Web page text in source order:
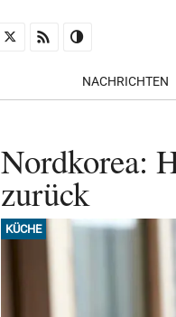
NACHRICHTEN
Nordkorea:
zurück
KÜCHE